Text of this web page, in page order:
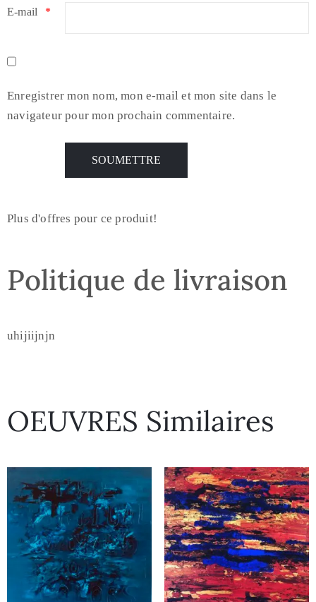
E-mail *
Enregistrer mon nom, mon e-mail et mon site dans le
navigateur pour mon prochain commentaire.
Plus d'offres pour ce produit!
Politique de livraison
uhijiijnjn
OEUVRES Similaires